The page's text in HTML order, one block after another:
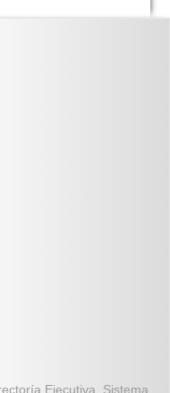
Ejecutiva. Sistema